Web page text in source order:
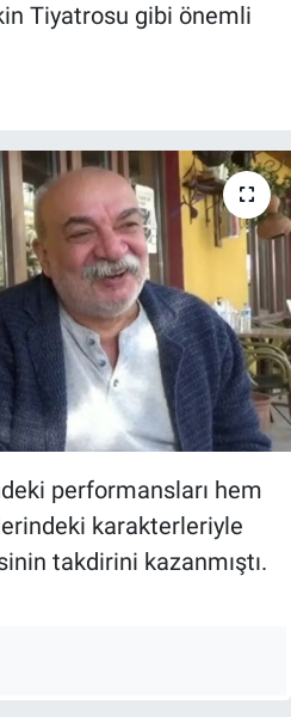
Tiyatrosu gibi önemli
performansları hem
karakterleriyle
takdirini kazanmıştı.